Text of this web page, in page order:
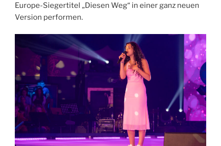
Europe-Siegertitel „Diesen Weg“ in einer ganz neuen
Version performen.